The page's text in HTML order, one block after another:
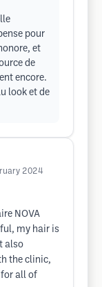
pour
et
de
encore.
look et de
2024
NOVA
my hair is
also
the clinic,
all of